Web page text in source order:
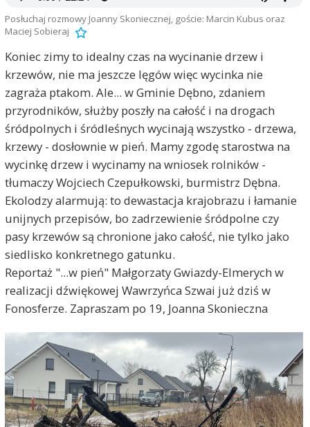
Posłuchaj rozmowy Joanny Skoniecznej, goście: Marcin Kubus oraz
Maciej Sobieraj
Koniec zimy to idealny czas na wycinanie drzew i
krzewów, nie ma jeszcze lęgów więc wycinka nie
zagraża ptakom. Ale... w Gminie Dębno, zdaniem
przyrodników, służby poszły na całość i na drogach
śródpolnych i śródleśnych wycinają wszystko - drzewa,
krzewy - dosłownie w pień. Mamy zgodę starostwa na
wycinkę drzew i wycinamy na wniosek rolników -
tłumaczy Wojciech Czepułkowski, burmistrz Dębna.
Ekolodzy alarmują: to dewastacja krajobrazu i łamanie
unijnych przepisów, bo zadrzewienie śródpolne czy
pasy krzewów są chronione jako całość, nie tylko jako
siedlisko konkretnego gatunku.
Reportaż "...w pień" Małgorzaty Gwiazdy-Elmerych w
realizacji dźwiękowej Wawrzyńca Szwai już dziś w
Fonosferze. Zapraszam po 19, Joanna Skonieczna